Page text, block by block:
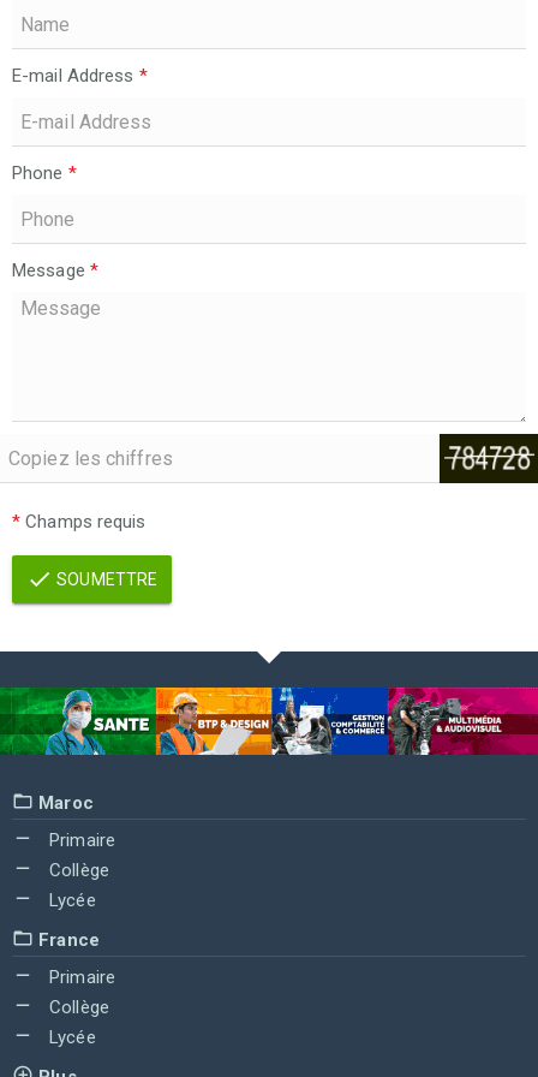
E-mail Address *
Phone *
Message *
* Champs requis
SOUMETTRE
Maroc
Primaire
Collège
Lycée
France
Primaire
Collège
Lycée